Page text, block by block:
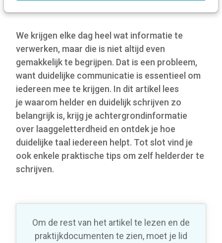
We krijgen elke dag heel wat informatie te
verwerken, maar die is niet altijd even
gemakkelijk te begrijpen. Dat is een probleem,
want duidelijke communicatie is essentieel om
iedereen mee te krijgen. In dit artikel lees
je waarom helder en duidelijk schrijven zo
belangrijk is, krijg je achtergrondinformatie
over laaggeletterdheid en ontdek je hoe
duidelijke taal iedereen helpt. Tot slot vind je
ook enkele praktische tips om zelf helderder te
schrijven.
Om de rest van het artikel te lezen en de
praktijkdocumenten te zien, moet je lid